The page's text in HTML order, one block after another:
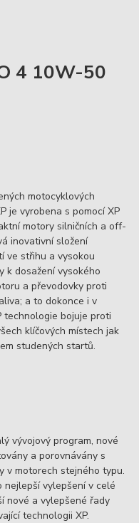
4 10W-50
motocyklových
je vyrobena s pomocí XP
motory silničních a off-
inovativní složení
ve střihu a vysokou
k dosažení vysokého
a převodovky proti
a to dokonce i v
technologie bojuje proti
klíčových místech jak
studených startů.
vývojový program, nové
a porovnávány s
v motorech stejného typu.
nejlepší vylepšení v celé
nové a vylepšené řady
technologii XP.